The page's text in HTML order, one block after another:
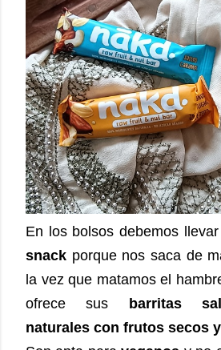
En los bolsos debemos
snack porque nos saca de
la vez que matamos el
ofrece sus barritas
naturales con frutos secos